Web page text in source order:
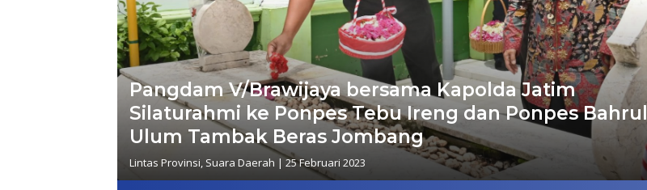
Pangdam V/Brawijaya bersama Kapolda Jatim
Silaturahmi ke Ponpes Tebu Ireng dan Ponpes Bahrul
Ulum Tambak Beras Jombang
Lintas Provinsi Suara Daerah | 25 Februari 2023